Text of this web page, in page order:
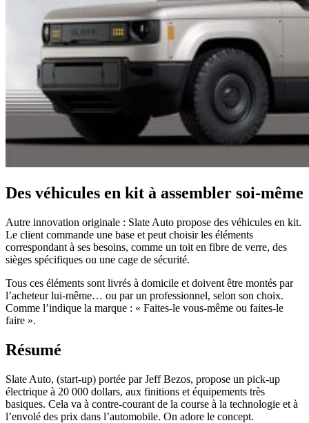
Des véhicules en kit à assembler soi-même
Autre innovation originale : Slate Auto propose des véhicules en kit.
Le client commande une base et peut choisir les éléments
correspondant à ses besoins, comme un toit en fibre de verre, des
sièges spécifiques ou une cage de sécurité.
Tous ces éléments sont livrés à domicile et doivent être montés par
l’acheteur lui-même… ou par un professionnel, selon son choix.
Comme l’indique la marque : « Faites-le vous-même ou faites-le
faire ».
Résumé
Slate Auto, (start-up) portée par Jeff Bezos, propose un pick-up
électrique à 20 000 dollars, aux finitions et équipements très
basiques. Cela va à contre-courant de la course à la technologie et à
l’envolé des prix dans l’automobile. On adore le concept.